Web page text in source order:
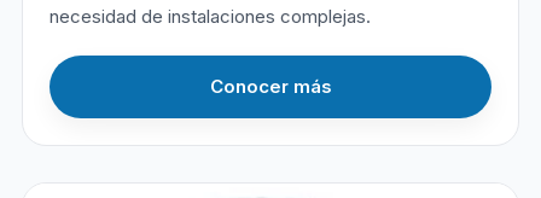
necesidad de instalaciones complejas.
Conocer más